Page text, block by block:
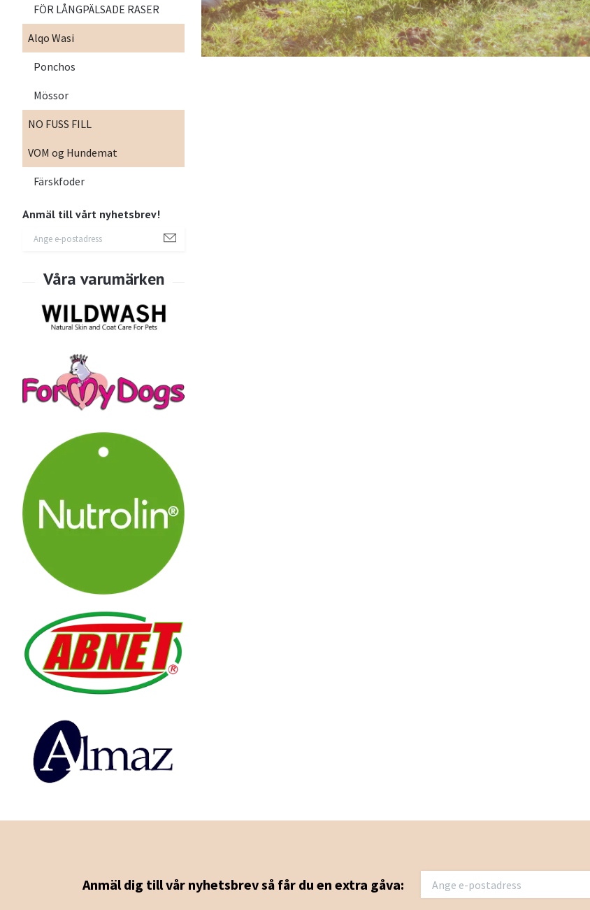
FÖR LÅNGPÄLSADE RASER
Alqo Wasi
Ponchos
Mössor
NO FUSS FILL
VOM og Hundemat
Färskfoder
Anmäl till vårt nyhetsbrev!
Anmäl dig till vår nyhetsbrev så får du en extra gåva: